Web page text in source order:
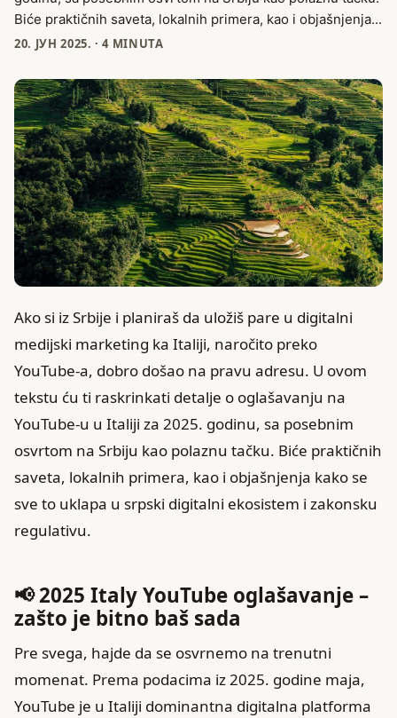
Biće praktičnih saveta, lokalnih primera, kao i objašnjenja...
20. ЈУН 2025. ·4 MINUTA
Ako si iz Srbije i planiraš da uložiš pare u digitalni
medijski marketing ka Italiji, naročito preko
YouTube-a, dobro došao na pravu adresu. U ovom
tekstu ću ti raskrinkati detalje o oglašavanju na
YouTube-u u Italiji za 2025. godinu, sa posebnim
osvrtom na Srbiju kao polaznu tačku. Biće praktičnih
saveta, lokalnih primera, kao i objašnjenja kako se
sve to uklapa u srpski digitalni ekosistem i zakonsku
regulativu.
📢 2025 Italy YouTube oglašavanje –
zašto je bitno baš sada
Pre svega, hajde da se osvrnemo na trenutni
momenat. Prema podacima iz 2025. godine maja,
YouTube je u Italiji dominantna digitalna platforma